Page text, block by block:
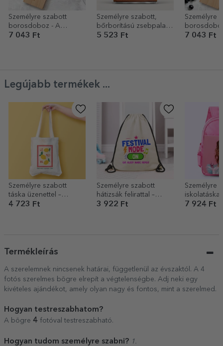
Személyre szabott
borosdoboz - A
szerelem rózsája
7 043 Ft
Személyre szabott,
bőrborítású zsebpalack
– Elegant Monogram
5 523 Ft
Személyre
szerelem
7 043 Ft
Legújabb termékek ...
Személyre szabott
táska üzenettel –
Summer
4 723 Ft
Személyre szabott
hátizsák felirattal –
Festival mode on
3 922 Ft
Személyre
iskolatáska
7 924 Ft
Termékleírás
A szerelemnek nincsenek határai, függetlenül az évszaktól. A 4
fotós szerelmes bögre elrepít a végtelenségbe. Adj neki egy
kivételes ajándékot, amely olyan nagy és fontos, mint a szerelmed.
Hogyan testreszabhatom?
A bögre 4 fotóval testreszabható.
Hogyan tudom személyre szabni? 1.